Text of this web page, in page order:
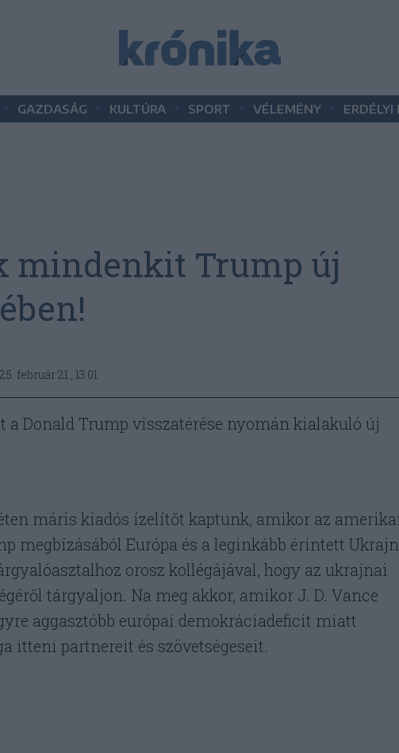
GAZDASÁG KULTÚRA SPORT VÉLEMÉNY
mindenkit Trump új
február 21., 13:01
Donald Trump visszatérése nyomán kialakuló új
máris kiadós ízelítőt kaptunk, amikor az
megbízásából Európa és a leginkább érintett
orosz kollégájával, hogy az ukrajnai
tárgyaljon. Na meg akkor, amikor J. D. Vance
aggasztóbb európai demokráciadeficit miatt
itteni partnereit és szövetségeseit.